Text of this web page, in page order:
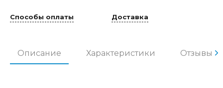
Способы оплаты Доставка
Описание Характеристики Отзывы